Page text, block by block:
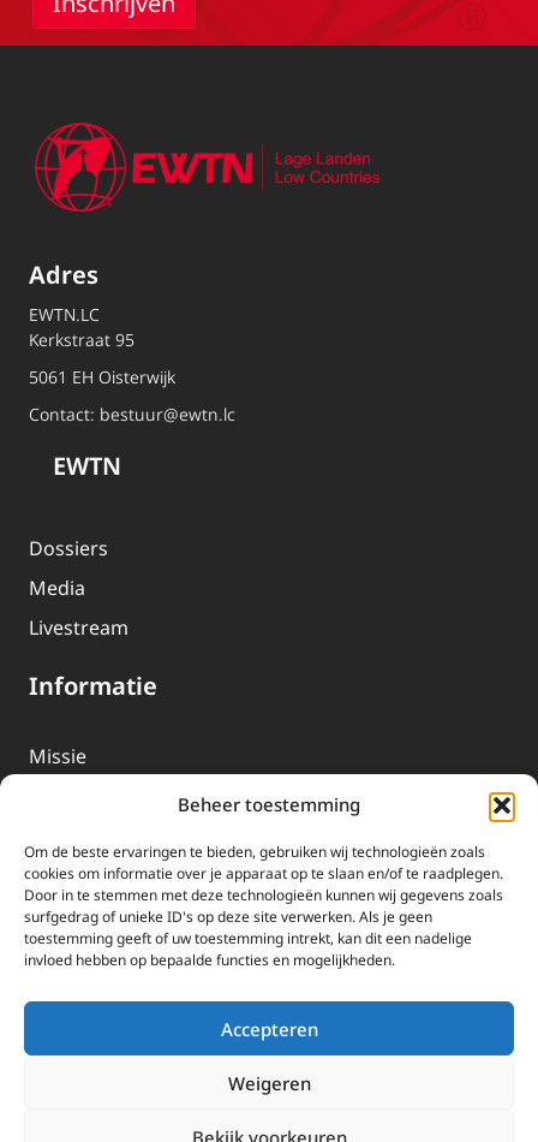
Beheer toestemming
Om de beste ervaringen te bieden, gebruiken wij technologieën zoals
cookies om informatie over je apparaat op te slaan en/of te raadplegen.
Door in te stemmen met deze technologieën kunnen wij gegevens zoals
surfgedrag of unieke ID's op deze site verwerken. Als je geen
toestemming geeft of uw toestemming intrekt, kan dit een nadelige
invloed hebben op bepaalde functies en mogelijkheden.
Accepteren
Weigeren
Bekijk voorkeuren
Adres
EWTN.LC
Kerkstraat 95
5061 EH Oisterwijk
Contact: bestuur@ewtn.lc
EWTN
Dossiers
Media
Livestream
Informatie
Missie
EWTN-Team
Organisatiegegevens
Doneren
EWTN wordt uitsluitend gefinancierd door uw donaties.
Wij ontvangen bewust geen advertentie-inkomsten of